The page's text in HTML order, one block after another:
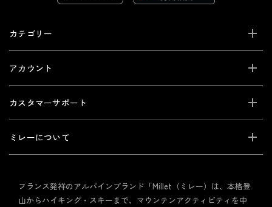
カテゴリー
アカウント
カスタマーサポート
ミレーについて
フランス発祥のアルパインブランド「Millet（ミレー）は、本格登
山からハイキング・スキーまで、マウンテンアクティビティを中